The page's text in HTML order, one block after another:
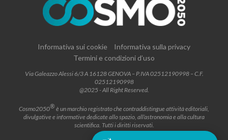
Informativa sui cookie
Informativa sulla privacy
Termini e condizioni d’uso
Via Galeazzo Alessi 6/3 A 16128 GENOVA – P.IVA 02512190998 – C.F.
02512190998
@2025 - All Right Reserved.
Cosmo2050®è un marchio registrato che contraddistingue attività editoriali,
divulgative e informative dedicate allo spazio, all’astronomia e alla cultura
scientifica. Tutti i diritti riservati.